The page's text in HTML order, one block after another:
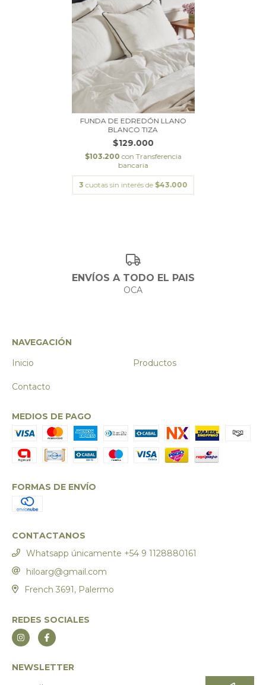
FUNDA DE EDREDÓN LLANO
BLANCO TIZA
$129.000
$103.200con Transferencia
bancaria
3 cuotas sin interés de $43.000
ENVÍOS A TODO EL PAIS
OCA
NAVEGACIÓN
Inicio
Productos
Contacto
MEDIOS DE PAGO
FORMAS DE ENVÍO
CONTACTANOS
Whatsapp únicamente +54 9 1128880161
hiloarg@gmail.com
French 3691, Palermo
REDES SOCIALES
NEWSLETTER